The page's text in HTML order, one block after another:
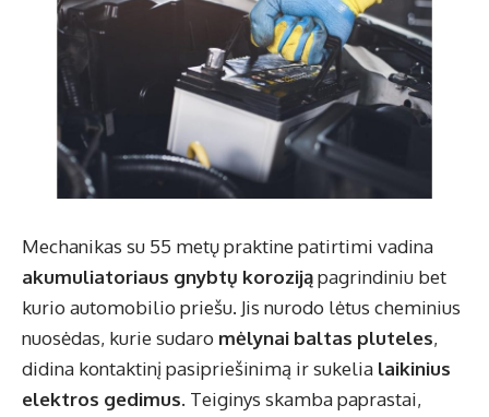
Mechanikas su 55 metų praktine patirtimi vadina
akumuliatoriaus gnybtų korozijąpagrindiniu bet
kurio automobilio priešu. Jis nurodo lėtus cheminius
nuosėdas, kurie sudaro mėlynai baltas pluteles,
didina kontaktinį pasipriešinimą ir sukelia laikinius
elektros gedimus. Teiginys skamba paprastai,